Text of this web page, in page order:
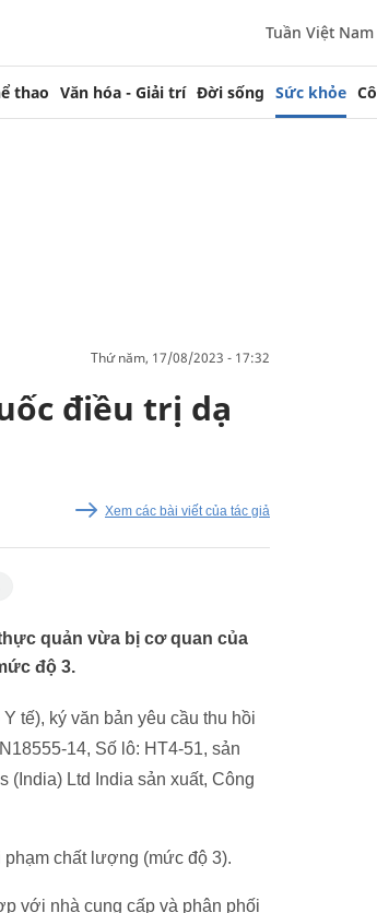
Tuần Việt Nam
thao Văn hóa - Giải trí Đời sống Sức khỏe
thứ năm, 17/08/2023 - 17:32
điều trị dạ
Xem các bài viết của tác giả
quản vừa bị cơ quan của
độ 3.
tế), ký văn bản yêu cầu thu hồi
14, Số lô: HT4-51, sản
(India) Ltd India sản xuất, Công
chất lượng (mức độ 3).
với nhà cung cấp và phân phối